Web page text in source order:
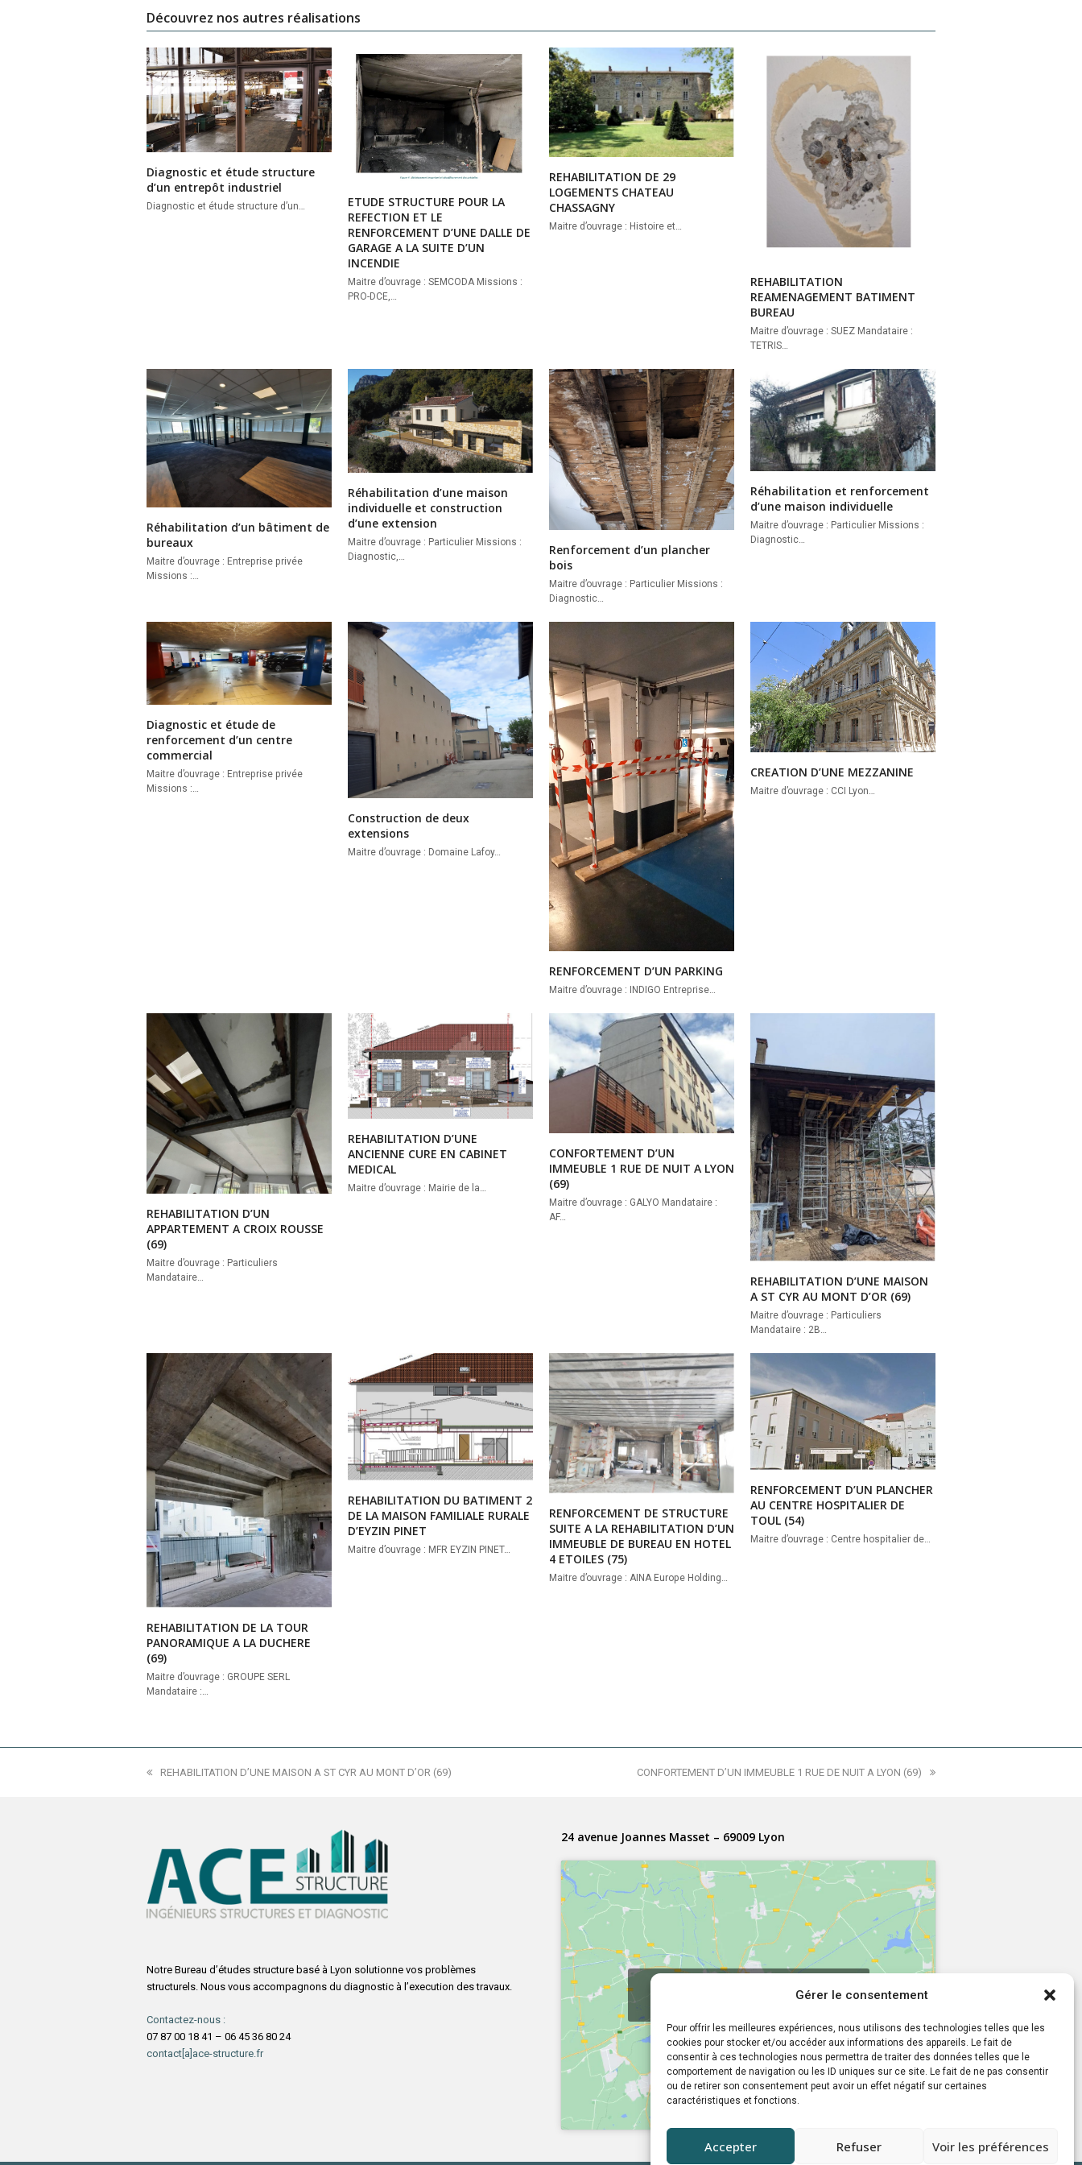
Gérer le consentement
Pour offrir les meilleures expériences, nous utilisons des technologies telles que les
cookies pour stocker et/ou accéder aux informations des appareils. Le fait de
consentir à ces technologies nous permettra de traiter des données telles que le
comportement de navigation ou les ID uniques sur ce site. Le fait de ne pas consentir
ou de retirer son consentement peut avoir un effet négatif sur certaines
caractéristiques et fonctions.
Accepter Refuser Voir les préférences
Découvrez nos autres réalisations
Diagnostic et étude structure
d’un entrepôt industriel
Diagnostic et étude structure d’un…
ETUDE STRUCTURE POUR LA
REFECTION ET LE
RENFORCEMENT D’UNE DALLE DE
GARAGE A LA SUITE D’UN
INCENDIE
Maitre d’ouvrage : SEMCODA Missions :
PRO-DCE,…
REHABILITATION DE 29
LOGEMENTS CHATEAU
CHASSAGNY
Maitre d’ouvrage : Histoire et…
REHABILITATION
REAMENAGEMENT BATIMENT
BUREAU
Maitre d’ouvrage : SUEZ Mandataire :
TETRIS…
Réhabilitation d’un bâtiment de
bureaux
Maitre d’ouvrage : Entreprise privée
Missions :…
Réhabilitation d’une maison
individuelle et construction
d’une extension
Maitre d’ouvrage : Particulier Missions :
Diagnostic,…
Renforcement d’un plancher
bois
Maitre d’ouvrage : Particulier Missions :
Diagnostic…
Réhabilitation et renforcement
d’une maison individuelle
Maitre d’ouvrage : Particulier Missions :
Diagnostic…
Diagnostic et étude de
renforcement d’un centre
commercial
Maitre d’ouvrage : Entreprise privée
Missions :…
Construction de deux
extensions
Maitre d’ouvrage : Domaine Lafoy…
RENFORCEMENT D’UN PARKING
Maitre d’ouvrage : INDIGO Entreprise…
CREATION D’UNE MEZZANINE
Maitre d’ouvrage : CCI Lyon…
REHABILITATION D’UN
APPARTEMENT A CROIX ROUSSE
(69)
Maitre d’ouvrage : Particuliers
Mandataire…
REHABILITATION D’UNE
ANCIENNE CURE EN CABINET
MEDICAL
Maitre d’ouvrage : Mairie de la…
CONFORTEMENT D’UN
IMMEUBLE 1 RUE DE NUIT A LYON
(69)
Maitre d’ouvrage : GALYO Mandataire :
AF…
REHABILITATION D’UNE MAISON
A ST CYR AU MONT D’OR (69)
Maitre d’ouvrage : Particuliers
Mandataire : 2B…
REHABILITATION DE LA TOUR
PANORAMIQUE A LA DUCHERE
(69)
Maitre d’ouvrage : GROUPE SERL
Mandataire :…
REHABILITATION DU BATIMENT 2
DE LA MAISON FAMILIALE RURALE
D’EYZIN PINET
Maitre d’ouvrage : MFR EYZIN PINET…
RENFORCEMENT DE STRUCTURE
SUITE A LA REHABILITATION D’UN
IMMEUBLE DE BUREAU EN HOTEL
4 ETOILES (75)
Maitre d’ouvrage : AINA Europe Holding…
RENFORCEMENT D’UN PLANCHER
AU CENTRE HOSPITALIER DE
TOUL (54)
Maitre d’ouvrage : Centre hospitalier de…
previous
REHABILITATION D’UNE MAISON A ST CYR AU MONT D’OR (69)
next
CONFORTEMENT D’UN IMMEUBLE 1 RUE DE NUIT A LYON (69)
Notre Bureau d’études structure basé à Lyon solutionne vos problèmes
structurels. Nous vous accompagnons du diagnostic à l’execution des travaux.
Contactez-nous :
07 87 00 18 41 – 06 45 36 80 24
contact[a]ace-structure.fr
24 avenue Joannes Masset – 69009 Lyon
marketing et activer ce contenu